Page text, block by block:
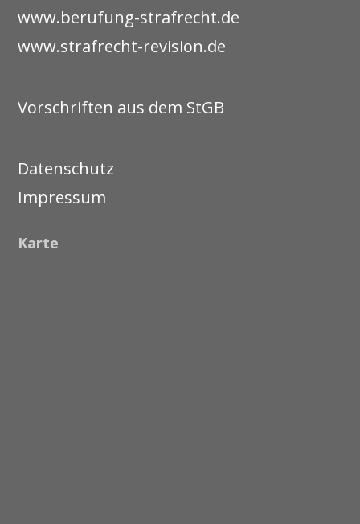
www.berufung-strafrecht.de
www.strafrecht-revision.de
Vorschriften aus dem StGB
Datenschutz
Impressum
Karte